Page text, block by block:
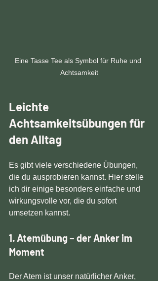
Eine Tasse Tee als Symbol für Ruhe und
Achtsamkeit
Leichte
Achtsamkeitsübungen für
den Alltag
Es gibt viele verschiedene Übungen,
die du ausprobieren kannst. Hier stelle
ich dir einige besonders einfache und
wirkungsvolle vor, die du sofort
umsetzen kannst.
1. Atemübung – der Anker im
Moment
Der Atem ist unser natürlicher Anker,